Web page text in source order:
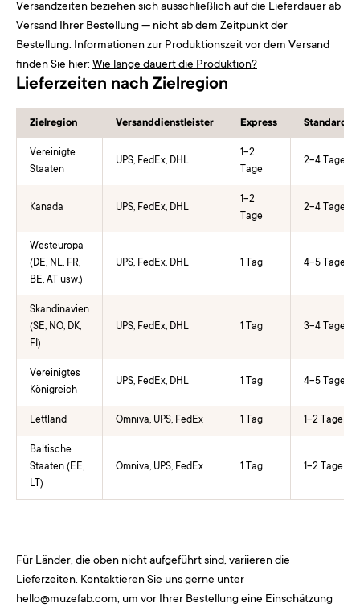
Versandzeiten beziehen sich ausschließlich auf die Lieferdauer ab
Versand Ihrer Bestellung — nicht ab dem Zeitpunkt der
Bestellung. Informationen zur Produktionszeit vor dem Versand
finden Sie hier: Wie lange dauert die Produktion?
Lieferzeiten nach Zielregion
Zielregion Versanddienstleister Express Standard
Vereinigte
Staaten
UPS, FedEx, DHL
1–2
Tage
2–4 Tage
Kanada UPS, FedEx, DHL
1–2
Tage
2–4 Tage
Westeuropa
(DE, NL, FR,
BE, AT usw.)
UPS, FedEx, DHL 1 Tag 4–5 Tage
Skandinavien
(SE, NO, DK,
FI)
UPS, FedEx, DHL 1 Tag 3–4 Tage
Vereinigtes
Königreich
UPS, FedEx, DHL 1 Tag 4–5 Tage
Lettland Omniva, UPS, FedEx 1 Tag 1–2 Tage
Baltische
Staaten (EE,
LT)
Omniva, UPS, FedEx 1 Tag 1–2 Tage
Für Länder, die oben nicht aufgeführt sind, variieren die
Lieferzeiten. Kontaktieren Sie uns gerne unter
hello@muzefab.com, um vor Ihrer Bestellung eine Einschätzung